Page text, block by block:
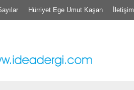
Hürriyet Ege Umut Kaşan İletişim